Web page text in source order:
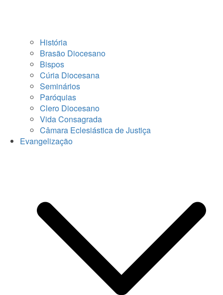
História
Brasão Diocesano
Bispos
Cúria Diocesana
Seminários
Paróquias
Clero Diocesano
Vida Consagrada
Câmara Eclesiástica de Justiça
Evangelização